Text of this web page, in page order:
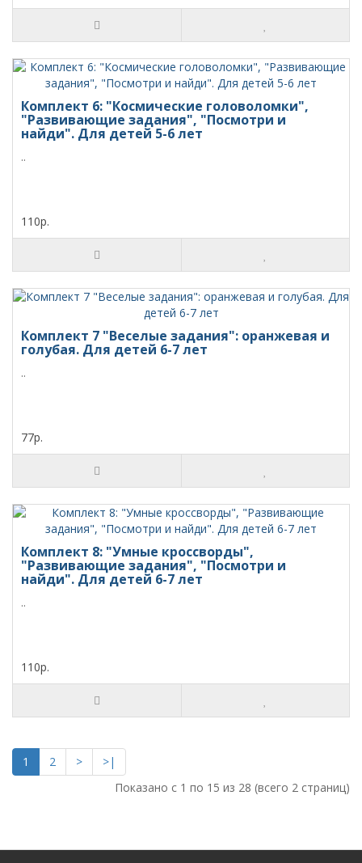
Комплект 6: "Космические головоломки",
"Развивающие задания", "Посмотри и
найди". Для детей 5-6 лет
..
110р.
Комплект 7 "Веселые задания": оранжевая и
голубая. Для детей 6-7 лет
..
77р.
Комплект 8: "Умные кроссворды",
"Развивающие задания", "Посмотри и
найди". Для детей 6-7 лет
..
110р.
1 2 >
>|
Показано с 1 по 15 из 28 (всего 2 страниц)